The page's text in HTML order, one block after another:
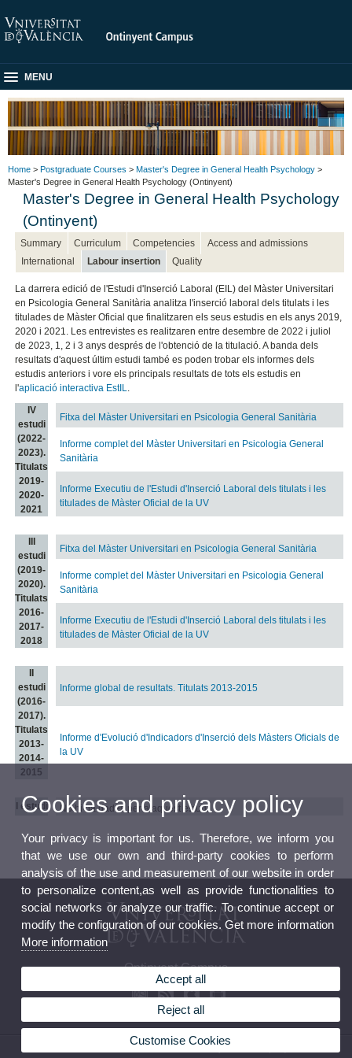
MENU
Home > Postgraduate Courses > Master's Degree in General Health Psychology >
Master's Degree in General Health Psychology (Ontinyent)
Master's Degree in General Health Psychology
(Ontinyent)
Summary Curriculum Competencies
Access and admissions
International
Labour insertion Quality
La darrera edició de l'Estudi d'Inserció Laboral (EIL) del Màster Universitari
en Psicologia General Sanitària analitza l'inserció laboral dels titulats i les
titulades de Màster Oficial que finalitzaren els seus estudis en els anys 2019,
2020 i 2021. Les entrevistes es realitzaren entre desembre de 2022 i juliol
de 2023, 1, 2 i 3 anys després de l'obtenció de la titulació. A banda dels
resultats d'aquest últim estudi també es poden trobar els informes dels
estudis anteriors i vore els principals resultats de tots els estudis en
l'aplicació interactiva EstIL
IV
estudi
(2022-
2023).
Titulats
2019-
2020-
2021
Fitxa del Màster Universitari en Psicologia General Sanitària
Informe complet del Màster Universitari en Psicologia General
Sanitària
Informe Executiu de l'Estudi d'Inserció Laboral dels titulats i les
titulades de Màster Oficial de la UV
III
estudi
(2019-
2020).
Titulats
2016-
2017-
2018
Fitxa del Màster Universitari en Psicologia General Sanitària
Informe complet del Màster Universitari en Psicologia General
Sanitària
Informe Executiu de l'Estudi d'Inserció Laboral dels titulats i les
titulades de Màster Oficial de la UV
II
estudi
(2016-
2017).
Titulats
2013-
2014-
2015
Informe global de resultats. Titulats 2013-2015
Informe d'Evolució d'Indicadors d'Inserció dels Màsters Oficials de
la UV
I estudi No hi ha dades per a aquest estudi
Ontinyent Campus
Cookies and privacy policy
Your privacy is important for us. Therefore, we inform you
that we use our own and third-party cookies to perform
analysis of the use and measurement of our website in order
to personalize content,as well as provide functionalities to
social networks or analyze our traffic. To continue accept or
modify the configuration of our cookies. Get more information
More information
Accept all
Reject all
Customise Cookies